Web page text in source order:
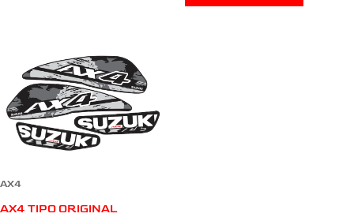
AX4
AX4 TIPO ORIGINAL